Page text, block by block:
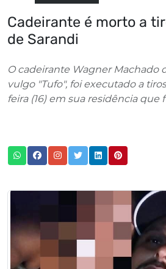
Cadeirante é morto a
de Sarandi
O cadeirante Wagner Machado
vulgo "Tufo", foi executado a
feira (16) em sua residência que